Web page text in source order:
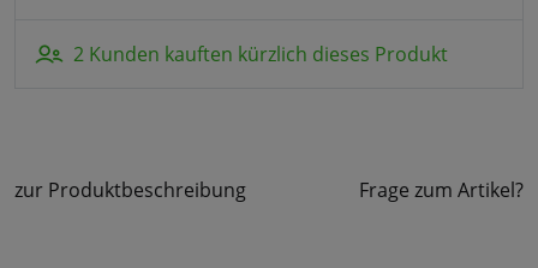
2 Kunden kauften kürzlich dieses Produkt
zur Produktbeschreibung Frage zum Artikel?